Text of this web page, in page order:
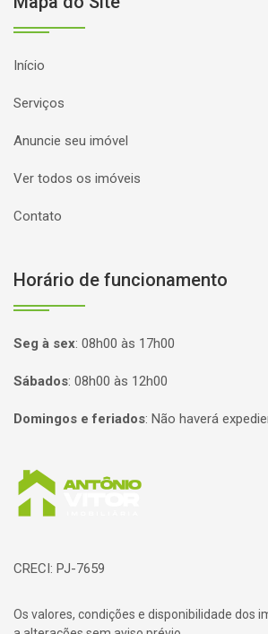
Início
Serviços
Anuncie seu imóvel
Ver todos os imóveis
Contato
Horário de funcionamento
Seg à sex: 08h00 às 17h00
Sábados: 08h00 às 12h00
Domingos e feriados: Não haverá
Página inicial
CRECI: PJ-7659
Os valores, condições e disponibilidade dos